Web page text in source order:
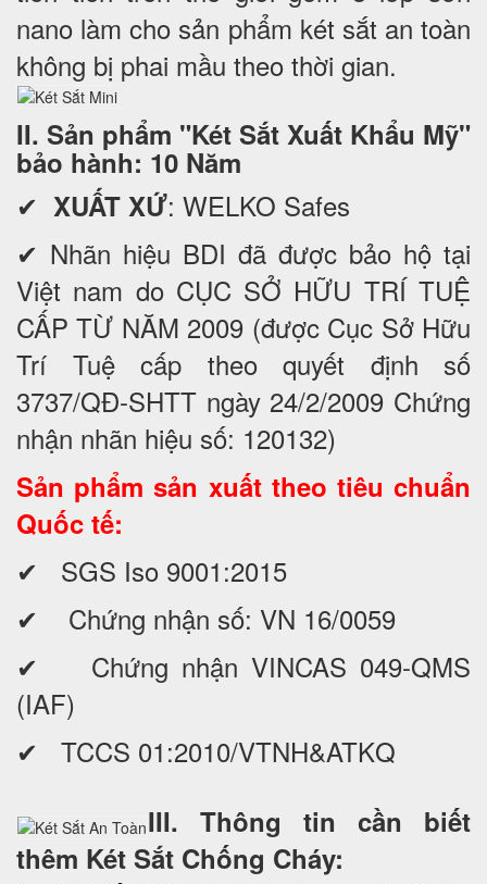
nano làm cho sản phẩm két sắt an toàn
không bị phai mầu theo thời gian.
II. Sản phẩm "Két Sắt Xuất Khẩu Mỹ"
bảo hành: 10 Năm
✔ XUẤT XỨ: WELKO Safes
✔ Nhãn hiệu BDI đã được bảo hộ tại
Việt nam do CỤC SỞ HỮU TRÍ TUỆ
CẤP TỪ NĂM 2009 (được Cục Sở Hữu
Trí Tuệ cấp theo quyết định số
3737/QĐ-SHTT ngày 24/2/2009 Chứng
nhận nhãn hiệu số: 120132)
Sản phẩm sản xuất theo tiêu chuẩn
Quốc tế:
✔ SGS Iso 9001:2015
✔ Chứng nhận số: VN 16/0059
✔ Chứng nhận VINCAS 049-QMS
(IAF)
✔ TCCS 01:2010/VTNH&ATKQ
III. Thông tin cần biết
thêm Két Sắt Chống Cháy: